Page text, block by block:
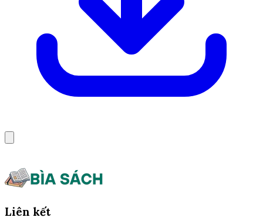
Liên kết